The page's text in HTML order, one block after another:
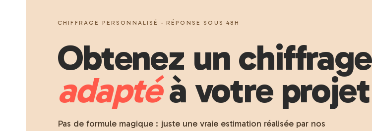
CHIFFRAGE PERSONNALISÉ · RÉPONSE SOUS 48H
Obtenez un chiffrage
adaptéà votre projet
Pas de formule magique : juste une vraie estimation réalisée par nos